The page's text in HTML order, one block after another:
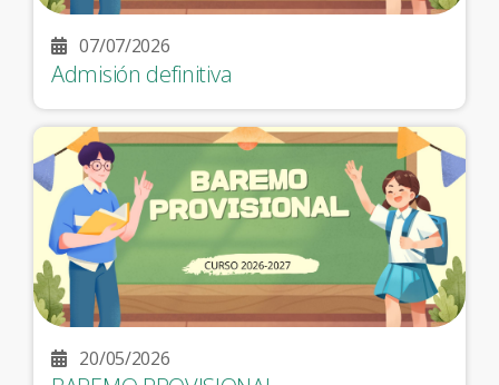
07/07/2026
Admisión definitiva
20/05/2026